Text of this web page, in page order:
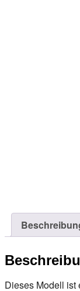
Dieses Modell ist